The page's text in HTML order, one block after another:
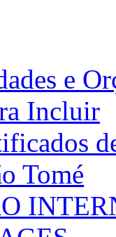
e
Incluir
Tomé